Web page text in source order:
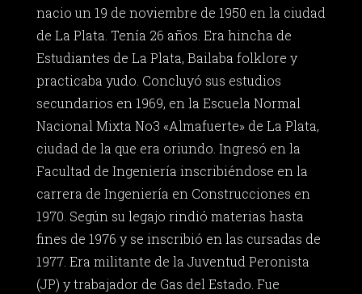
nacio un 19 de noviembre de 1950 en la ciudad
de La Plata. Tenía 26 años. Era hincha de
Estudiantes de La Plata, Bailaba folklore y
practicaba yudo. Concluyó sus estudios
secundarios en 1969, en la Escuela Normal
Nacional Mixta No3 «Almafuerte» de La Plata,
ciudad de la que era oriundo. Ingresó en la
Facultad de Ingeniería inscribiéndose en la
carrera de Ingeniería en Construcciones en
1970. Según su legajo rindió materias hasta
fines de 1976 y se inscribió en las cursadas de
1977. Era militante de la Juventud Peronista
(JP) y trabajador de Gas del Estado. Fue